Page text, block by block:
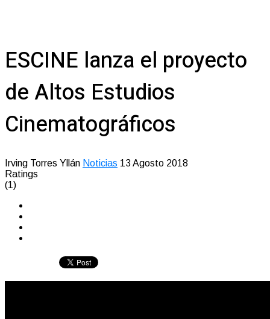
ESCINE lanza el proyecto
de Altos Estudios
Cinematográficos
Irving Torres Yllán Noticias 13 Agosto 2018
Ratings
(1)